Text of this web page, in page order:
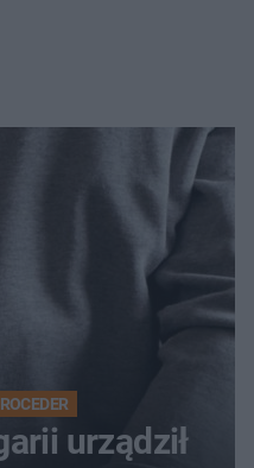
urządził